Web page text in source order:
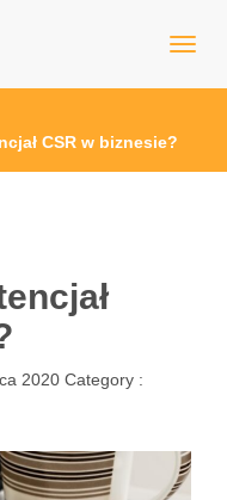
CSR w biznesie?
2020 Category :